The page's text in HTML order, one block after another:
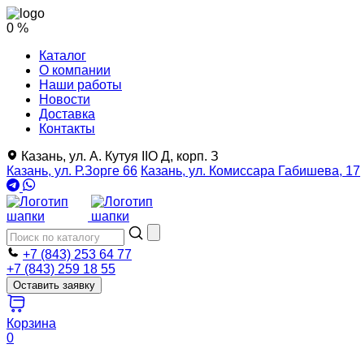
0 %
Каталог
О компании
Наши работы
Новости
Доставка
Контакты
Казань, ул. А. Кутуя IIO Д, корп. З
Казань, ул. Р.Зорге 66 Казань, ул. Комиссара Габишева, 17
+7 (843) 253 64 77
+7 (843) 259 18 55
Оставить заявку
Корзина
0